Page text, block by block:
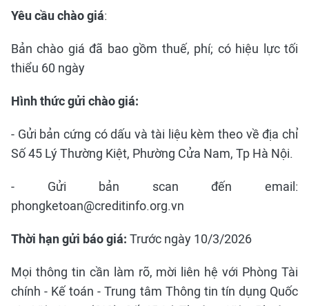
Yêu cầu chào giá:
Bản chào giá đã bao gồm thuế, phí; có hiệu lực tối
thiểu 60 ngày
Hình thức gửi chào giá:
- Gửi bản cứng có dấu và tài liệu kèm theo về địa chỉ
Số 45 Lý Thường Kiệt, Phường Cửa Nam, Tp Hà Nội.
- Gửi bản scan đến email:
phongketoan@creditinfo.org.vn
Thời hạn gửi báo giá: Trước ngày 10/3/2026
Mọi thông tin cần làm rõ, mời liên hệ với Phòng Tài
chính - Kế toán - Trung tâm Thông tin tín dụng Quốc